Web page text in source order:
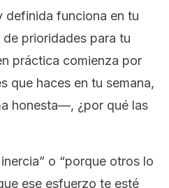
definida funciona en tu
prioridades para tu
práctica comienza por
que haces en tu semana,
honesta—, ¿por qué las
o “porque otros lo
ese esfuerzo te esté